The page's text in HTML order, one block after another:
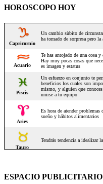
HOROSCOPO HOY
ESPACIO PUBLICITARIO